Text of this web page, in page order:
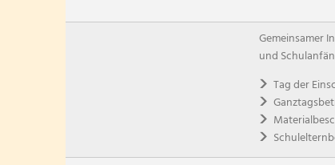
Gemeinsamer
und
Tag der